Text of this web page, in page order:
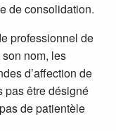
de consolidation.
professionnel de
nom, les
d’affection de
pas être désigné
de patientèle